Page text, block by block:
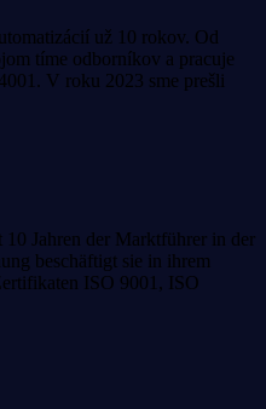
už 10 rokov. Od
tíme odborníkov a pracuje
V roku 2023 sme prešli
Jahren der Marktführer in der
beschäftigt sie in ihrem
ISO 9001, ISO